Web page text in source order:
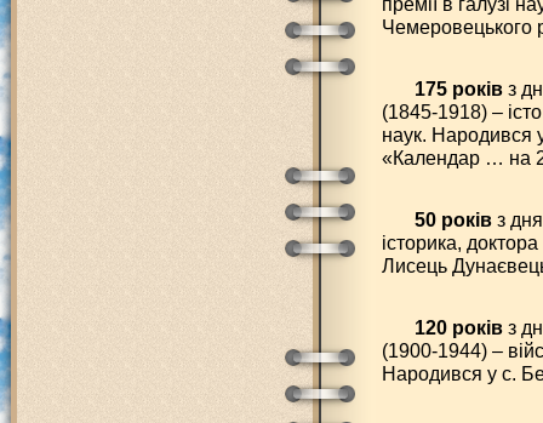
Чемеровецького
175 роківз
(1845-1918) –
наук. Народився
«Календар … на
50 роківз
історика,
Лисець
120 роківз
(1900-1944) –
Народився у с.